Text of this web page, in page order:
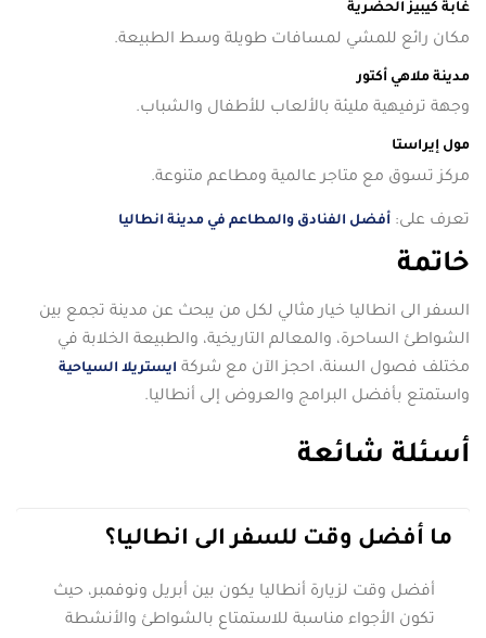
غابة كيبيز الحضرية
مكان رائع للمشي لمسافات طويلة وسط الطبيعة.
مدينة ملاهي أكتور
وجهة ترفيهية مليئة بالألعاب للأطفال والشباب.
مول إيراستا
مركز تسوق مع متاجر عالمية ومطاعم متنوعة.
تعرف على: أفضل الفنادق والمطاعم في مدينة انطاليا
خاتمة
السفر الى انطاليا خيار مثالي لكل من يبحث عن مدينة تجمع بين
الشواطئ الساحرة، والمعالم التاريخية، والطبيعة الخلابة في
مختلف فصول السنة، احجز الآن مع شركة ايستريلا السياحية
واستمتع بأفضل البرامج والعروض إلى أنطاليا.
أسئلة شائعة
ما أفضل وقت للسفر الى انطاليا؟
أفضل وقت لزيارة أنطاليا يكون بين أبريل ونوفمبر، حيث
تكون الأجواء مناسبة للاستمتاع بالشواطئ والأنشطة